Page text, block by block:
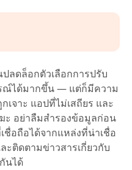
ลดล็อกตัวเลือกการปรับ
ณ์ได้มากขึ้น — แต่ก็มีความ
เจาะ แอปที่ไม่เสถียร และ
ะ อย่าลืมสำรองข้อมูลก่อน
ชื่อถือได้จากแหล่งที่น่าเชื่อ
ะติดตามข่าวสารเกี่ยวกับ
นได้